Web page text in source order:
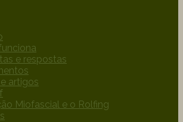
e respostas
artigos
Miofascial e o Rolfing